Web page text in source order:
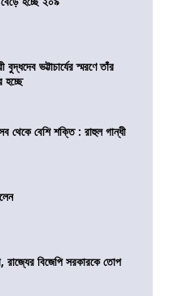
ভট্টাচার্যের স্মরণে তাঁর
হচ্ছে
থেকে বেশি শক্তি : রাহুল গান্ধী
রাজ্যের বিজেপি সরকারকে তোপ